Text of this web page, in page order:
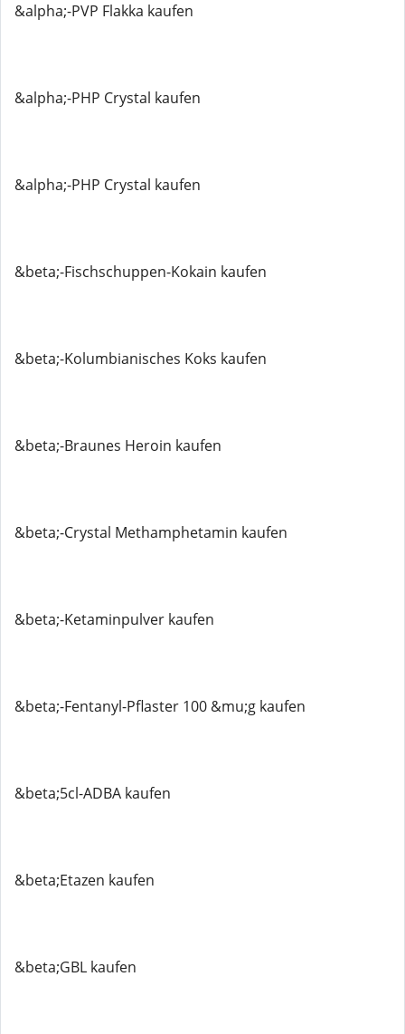
&alpha;-PVP Flakka kaufen
&alpha;-PHP Crystal kaufen
&alpha;-PHP Crystal kaufen
&beta;-Fischschuppen-Kokain kaufen
&beta;-Kolumbianisches Koks kaufen
&beta;-Braunes Heroin kaufen
&beta;-Crystal Methamphetamin kaufen
&beta;-Ketaminpulver kaufen
&beta;-Fentanyl-Pflaster 100 &mu;g kaufen
&beta;5cl-ADBA kaufen
&beta;Etazen kaufen
&beta;GBL kaufen